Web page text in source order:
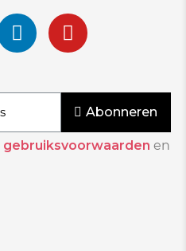
Abonneren
gebruiksvoorwaarden en